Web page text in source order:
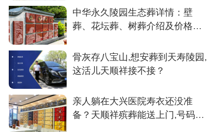
中华永久陵园生态葬详情：壁
葬、花坛葬、树葬介绍及价格参
骨灰存八宝山,想安葬到天寿陵园,
这活儿天顺祥接不接？
亲人躺在大兴医院寿衣还没准
备？天顺祥殡葬能送上门,号码我